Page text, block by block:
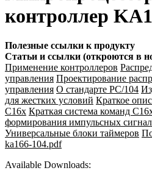
контроллер
Полезные ссылки к продукту
Статьи и ссылки (откроются в
Применение контроллеров
управления Проектирование
управления О стандарте PC/104
для жестких условий Краткое
C16x Краткая система команд
формирования импульсных
Универсальные блоки таймеров
ka166-104.pdf
Available Downloads: